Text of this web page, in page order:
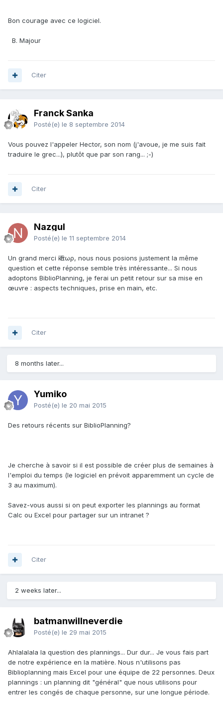
Bon courage avec ce logiciel.
B. Majour
Citer
Franck Sanka
Posté(e) le 8 septembre 2014
Vous pouvez l'appeler Hector, son nom (j'avoue, je me suis fait
traduire le grec...), plutôt que par son rang... ;-)
Citer
Nazgul
Posté(e) le 11 septembre 2014
Un grand merci Ἕκτωρ, nous nous posions justement la même
question et cette réponse semble très intéressante... Si nous
adoptons BiblioPlanning, je ferai un petit retour sur sa mise en
œuvre : aspects techniques, prise en main, etc.
Citer
8 months later...
Yumiko
Posté(e) le 20 mai 2015
Des retours récents sur BiblioPlanning?
Je cherche à savoir si il est possible de créer plus de semaines à
l'emploi du temps (le logiciel en prévoit apparemment un cycle de
3 au maximum).
Savez-vous aussi si on peut exporter les plannings au format
Calc ou Excel pour partager sur un intranet ?
Citer
2 weeks later...
batmanwillneverdie
Posté(e) le 29 mai 2015
Ahlalalala la question des plannings... Dur dur... Je vous fais part
de notre expérience en la matière. Nous n'utilisons pas
Biblioplanning mais Excel pour une équipe de 22 personnes. Deux
plannings : un planning dit "général" que nous utilisons pour
entrer les congés de chaque personne, sur une longue période.